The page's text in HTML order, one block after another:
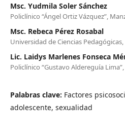
Msc. Yudmila Soler Sánchez
Policlínico “Ángel Ortiz Vázquez”,
Msc. Rebeca Pérez Rosabal
Universidad de Ciencias
Lic. Laidys Marlenes Fonseca
Policlínico “Gustavo Aldereguía
Palabras clave: Factores
adolescente, sexualidad